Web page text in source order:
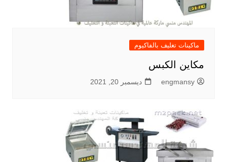
ماكينات تغليف بالفاكيوم
مكاين الكبس
engmansy ديسمبر 20, 2021